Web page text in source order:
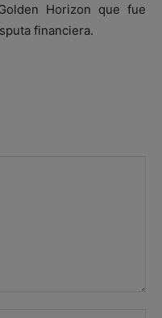
Horizon que fue
financiera.